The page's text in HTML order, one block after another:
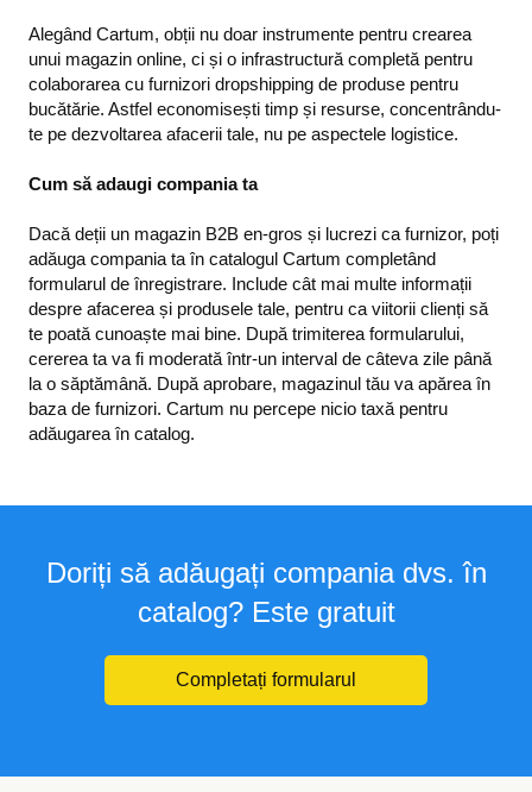
Alegând Cartum, obții nu doar instrumente pentru crearea
unui magazin online, ci și o infrastructură completă pentru
colaborarea cu furnizori dropshipping de produse pentru
bucătărie. Astfel economisești timp și resurse, concentrându-
te pe dezvoltarea afacerii tale, nu pe aspectele logistice.
Cum să adaugi compania ta
Dacă deții un magazin B2B en-gros și lucrezi ca furnizor, poți
adăuga compania ta în catalogul Cartum completând
formularul de înregistrare. Include cât mai multe informații
despre afacerea și produsele tale, pentru ca viitorii clienți să
te poată cunoaște mai bine. După trimiterea formularului,
cererea ta va fi moderată într-un interval de câteva zile până
la o săptămână. După aprobare, magazinul tău va apărea în
baza de furnizori. Cartum nu percepe nicio taxă pentru
adăugarea în catalog.
Doriți să adăugați compania dvs. în
catalog? Este gratuit
Completați formularul